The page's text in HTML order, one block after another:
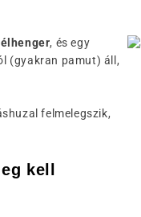
, és egy
(gyakran pamut) áll,
felmelegszik,
kell